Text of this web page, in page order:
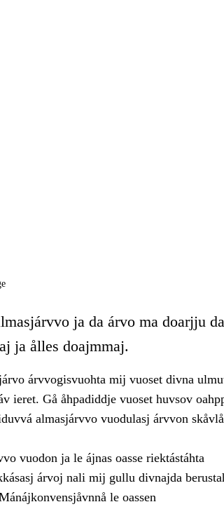
ja da árvo ma doarjju
ja ålles doajmmaj.
árvvogisvuohta mij vuoset divna
Gå åhpadiddje vuoset huvsov
almasjárvvo vuodulasj árvvon
vuodon ja le ájnas oasse riektástáhta
árvoj nali mij gullu divnajda
le oassen